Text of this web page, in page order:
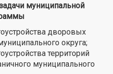
муниципальной
дворовых
округа;
территорий
муниципального